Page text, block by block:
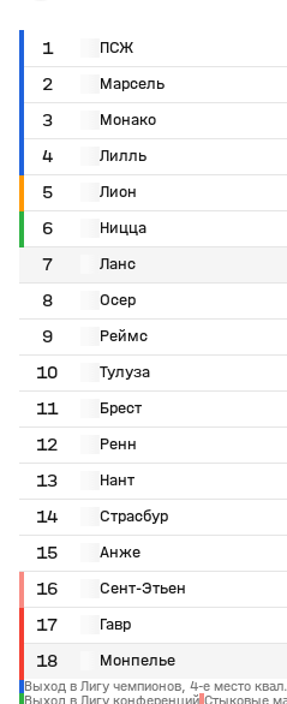
1 ПСЖ
2
Марсель
3
Монако
4
Лилль
5
Лион
6
Ницца
7
Ланс
8
Осер
9
Реймс
10
Тулуза
11
Брест
12
Ренн
13
Нант
14
Страсбур
15
Анже
16
Сент-Этьен
17
Гавр
18
Монпелье
Выход в Лигу чемпионов, 4-е место
Выход в Лигу конференций Стыковые